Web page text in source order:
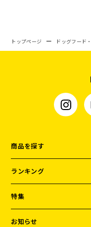
トップページ ドッグフード
商品を探す
ランキング
特集
お知らせ